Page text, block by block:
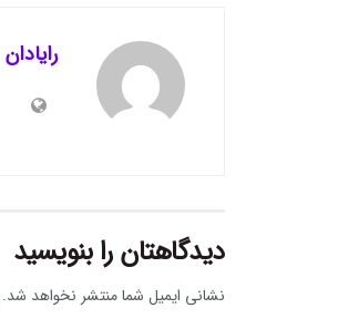
رایادان
دیدگاهتان را بنویسید
نشانی ایمیل شما منتشر نخواهد شد.